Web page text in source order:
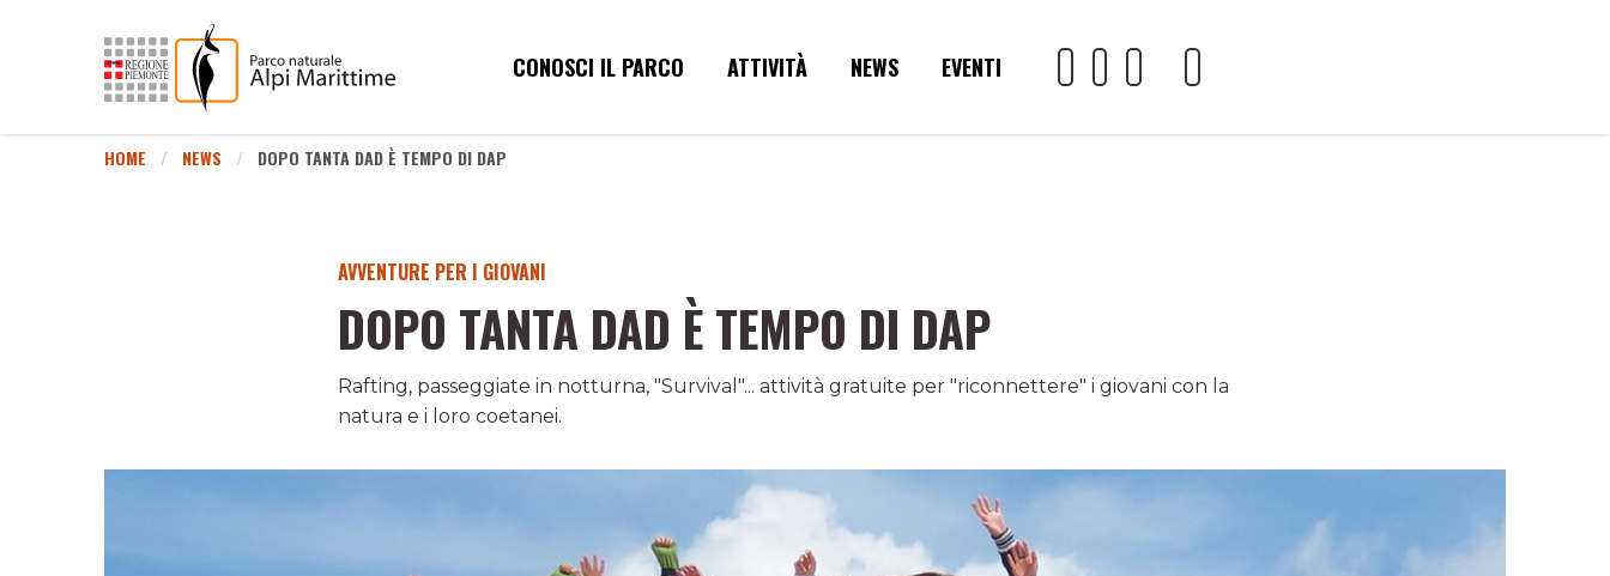
CONOSCI IL PARCO ATTIVITÀ NEWS EVENTI
HOME NEWS DOPO TANTA DAD È TEMPO DI DAP
AVVENTURE PER I GIOVANI
DOPO TANTA DAD È TEMPO DI DAP
Rafting, passeggiate in notturna, "Survival"... attività gratuite per "riconnettere" i giovani con la
natura e i loro coetanei.